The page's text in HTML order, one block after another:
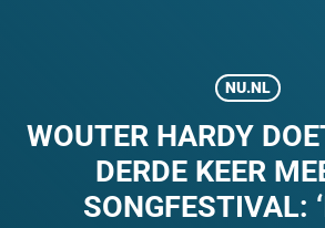
NU.NL
WOUTER HARDY
DERDE KEER
SONGFESTIVAL: